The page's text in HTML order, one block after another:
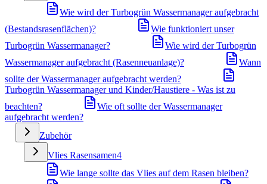
Wie wird der Turbogrün Wassermanager aufgebracht
(Bestandsrasenflächen)?
Wie funktioniert unser
Turbogrün Wassermanager?
Wie wird der Turbogrün
Wassermanager aufgebracht (Rasenneuanlage)?
Wann
sollte der Wassermanager aufgebracht werden?
Turbogrün Wassermanager und Kinder/Haustiere - Was ist zu
beachten?
Wie oft sollte der Wassermanager
aufgebracht werden?
Zubehör
Vlies Rasensamen4
Wie lange sollte das Vlies auf dem Rasen bleiben?